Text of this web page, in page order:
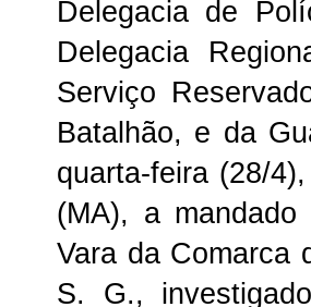
Delegacia de
Delegacia
Serviço
Batalhão, e da
quarta-feira (28/
(MA), a
Vara da Comarca
S. G.,